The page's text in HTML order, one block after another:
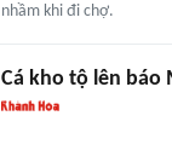
nhầm khi đi chợ.
Cá kho tộ lên báo